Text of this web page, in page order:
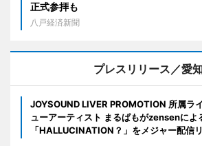
正式参拝も
八戸経済新聞
プレスリリース／愛
JOYSOUND LIVER PROMOTION 所属ラ
ューアーティスト まるぱもがzensenによ
「HALLUCINATION？」をメジャー配信